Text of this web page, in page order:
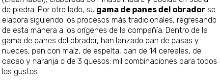
de piedra. Por otro lado, su gama de panes del obrador se
elabora siguiendo los procesos más tradicionales, regresando
de esta manera a los orígenes de la compañía. Dentro de la
gama de panes del obrador, han lanzado pan de pasas y
nueces, pan con maíz, de espelta, pan de 14 cereales, de
cacao y naranja o de 3 quesos; mil combinaciones para todos
los gustos.